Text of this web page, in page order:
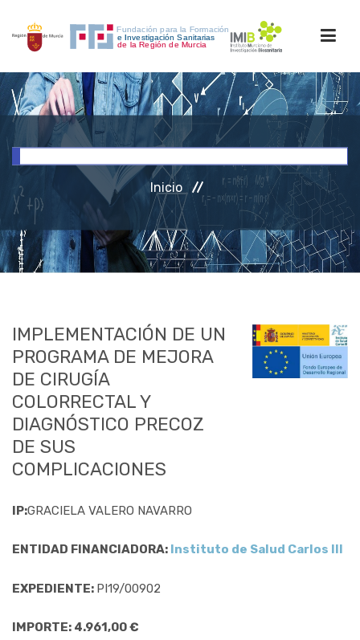
INICIO
INVESTIGACIÓN
RRHH
ACCESO PERSONAL
Inicio
IMPLEMENTACIÓN DE UN
PROGRAMA DE MEJORA
DE CIRUGÍA
COLORRECTAL Y
DIAGNÓSTICO PRECOZ
DE SUS
COMPLICACIONES
IP:GRACIELA VALERO NAVARRO
ENTIDAD FINANCIADORA: Instituto de Salud Carlos III
EXPEDIENTE: PI19/00902
IMPORTE: 4.961,00 €